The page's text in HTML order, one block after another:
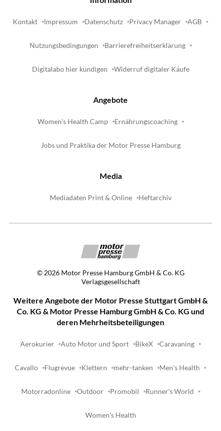
Kontakt Impressum Datenschutz Privacy Manager AGB
Nutzungsbedingungen Barrierefreiheitserklärung
Digitalabo hier kündigen Widerruf digitaler Käufe
Angebote
Women's Health Camp Ernährungscoaching
Jobs und Praktika der Motor Presse Hamburg
Media
Mediadaten Print & Online Heftarchiv
© 2026 Motor Presse Hamburg GmbH & Co. KG
Verlagsgesellschaft
Weitere Angebote der Motor Presse Stuttgart GmbH &
Co. KG & Motor Presse Hamburg GmbH & Co. KG und
deren Mehrheitsbeteiligungen
Aerokurier Auto Motor und Sport BikeX Caravaning
Cavallo Flugrevue Klettern mehr-tanken Men's Health
Motorradonline Outdoor Promobil Runner's World
Women's Health